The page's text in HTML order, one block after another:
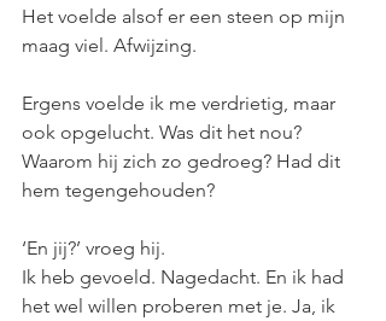
Het voelde alsof er een steen op mijn
maag viel. Afwijzing.
Ergens voelde ik me verdrietig, maar
ook opgelucht. Was dit het nou?
Waarom hij zich zo gedroeg? Had dit
hem tegengehouden?
‘En jij?’ vroeg hij.
Ik heb gevoeld. Nagedacht. En ik had
het wel willen proberen met je. Ja, ik